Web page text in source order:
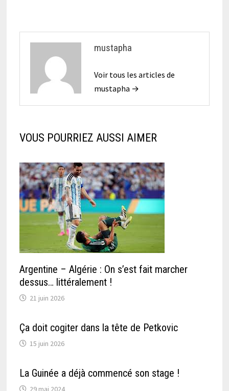
mustapha
Voir tous les articles de
mustapha →
VOUS POURRIEZ AUSSI AIMER
Argentine – Algérie : On s’est fait marcher
dessus… littéralement !
21 juin 2026
Ça doit cogiter dans la tête de Petkovic
15 juin 2026
La Guinée a déjà commencé son stage !
29 mai 2024